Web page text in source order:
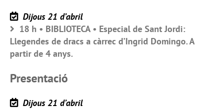
Dijous 21 d’abril
18 h • BIBLIOTECA • Especial de Sant Jordi:
Llegendes de dracs a càrrec d’Ingrid Domingo. A
partir de 4 anys.
Presentació
Dijous 21 d’abril